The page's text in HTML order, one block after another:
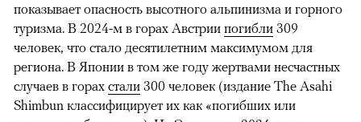
показывает опасность высотного альпинизма и горного
туризма. В 2024-м в горах Австрии погибли 309
человек, что стало десятилетним максимумом для
региона. В Японии в том же году жертвами несчастных
случаев в горах стали 300 человек (издание The Asahi
Shimbun классифицирует их как «погибших или